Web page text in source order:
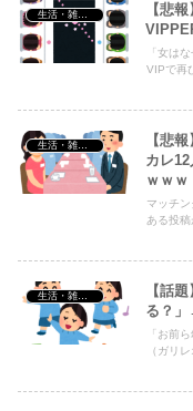
生活・雑談・恋愛
【悲
「女は
VIPで再
生活・雑談・恋愛
【悲
カレ
ｗｗｗ
マッチ
ある投稿
生活・雑談・恋愛
【話
る？
「お前
（ガリ